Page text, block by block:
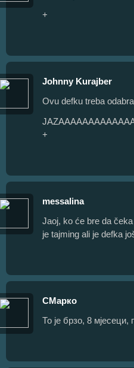
+
Johnny Kurajber
Ovu defku treba
+
messalina
Jaoj, ko će bre da
je tajming ali je defka
СМарко
То је брзо, 8